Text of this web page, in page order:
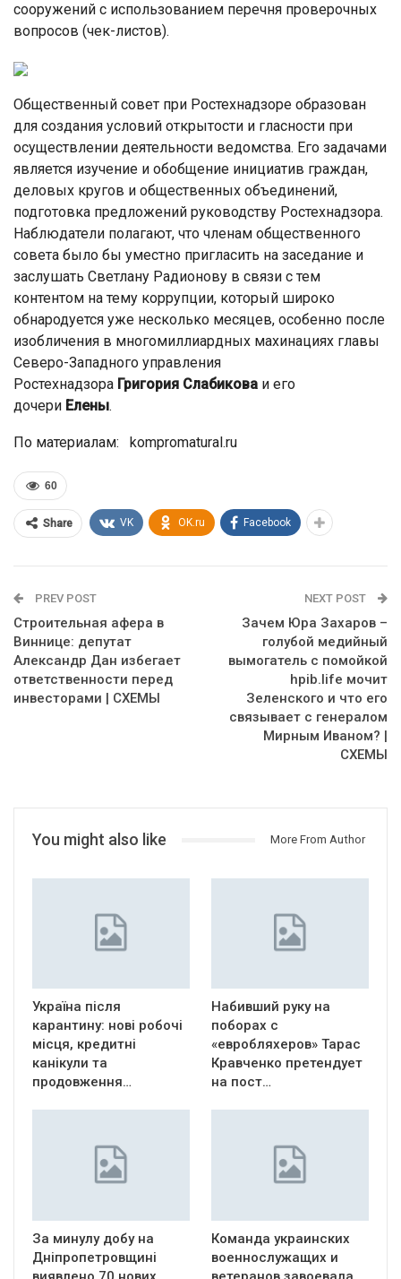
сооружений с использованием перечня проверочных
вопросов (чек-листов).
Общественный совет при Ростехнадзоре образован
для создания условий открытости и гласности при
осуществлении деятельности ведомства. Его задачами
является изучение и обобщение инициатив граждан,
деловых кругов и общественных объединений,
подготовка предложений руководству Ростехнадзора.
Наблюдатели полагают, что членам общественного
совета было бы уместно пригласить на заседание и
заслушать Светлану Радионову в связи с тем
контентом на тему коррупции, который широко
обнародуется уже несколько месяцев, особенно после
изобличения в многомиллиардных махинациях главы
Северо-Западного управления
Ростехнадзора Григория Слабикова и его
дочери Елены.
По материалам: kompromatural.ru
60
Share VK OK.ru Facebook
PREV POST
Строительная афера в
Виннице: депутат
Александр Дан избегает
ответственности перед
инвесторами | СХЕМЫ
NEXT POST
Зачем Юра Захаров –
голубой медийный
вымогатель с помойкой
hpib.life мочит
Зеленского и что его
связывает с генералом
Мирным Иваном? |
СХЕМЫ
You might also like More From Author
Україна після
карантину: нові робочі
місця, кредитні
канікули та
продовження…
Набивший руку на
поборах с
«евробляхеров» Тарас
Кравченко претендует
на пост…
За минулу добу на
Дніпропетровщині
Команда украинских
военнослужащих и